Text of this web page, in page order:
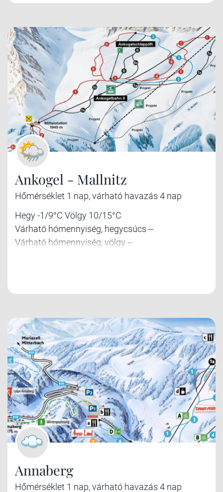
Ankogel - Mallnitz
Hőmérséklet 1 nap, várható havazás 4 nap
Hegy -1/9°C Völgy 10/15°C
Várható hómennyiség, hegycsúcs --
Várható hómennyiség, völgy --
Annaberg
Hőmérséklet 1 nap, várható havazás 4 nap